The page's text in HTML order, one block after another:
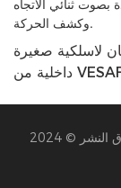
لاسلكية صغيرة
داخلية من VESAFE بدقة 3